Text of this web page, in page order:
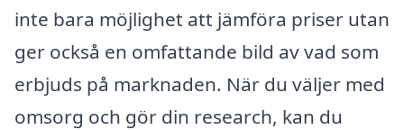
inte bara möjlighet att jämföra priser utan
ger också en omfattande bild av vad som
erbjuds på marknaden. När du väljer med
omsorg och gör din research, kan du